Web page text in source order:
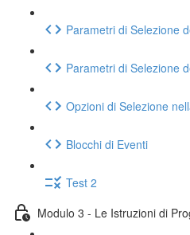
Parametri di Selezione
Parametri di Selezione
Opzioni di Selezione
Blocchi di Eventi
Test 2
Modulo 3 - Le Istruzioni di